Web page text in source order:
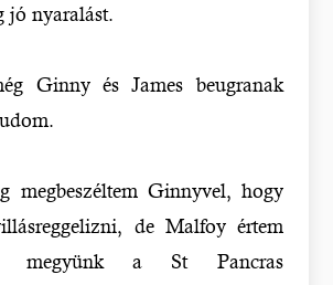
jó nyaralást.
Ginny és James beugranak
megbeszéltem Ginnyvel, hogy
de Malfoy értem
megyünk a St Pancras